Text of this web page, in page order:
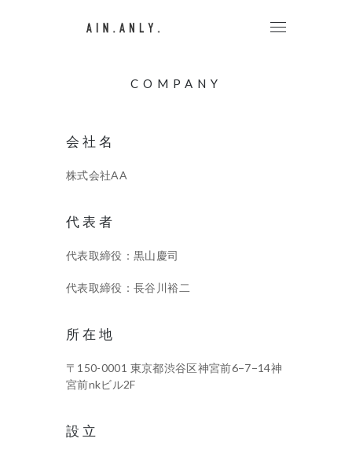
COMPANY
会社名
株式会社AA
代表者
代表取締役：黒山慶司
代表取締役：長谷川裕二
所在地
〒150-0001 東京都渋谷区神宮前6−7−14神
宮前nkビル2F
設立